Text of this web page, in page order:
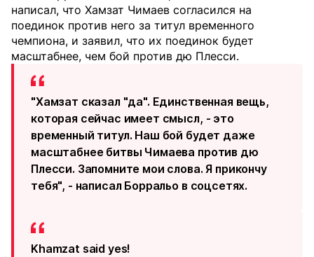
написал, что Хамзат Чимаев согласился на
поединок против него за титул временного
чемпиона, и заявил, что их поединок будет
масштабнее, чем бой против дю Плесси.
"Хамзат сказал "да". Единственная вещь,
которая сейчас имеет смысл, - это
временный титул. Наш бой будет даже
масштабнее битвы Чимаева против дю
Плесси. Запомните мои слова. Я прикончу
тебя", - написал Борральо в соцсетях.
Khamzat said yes!